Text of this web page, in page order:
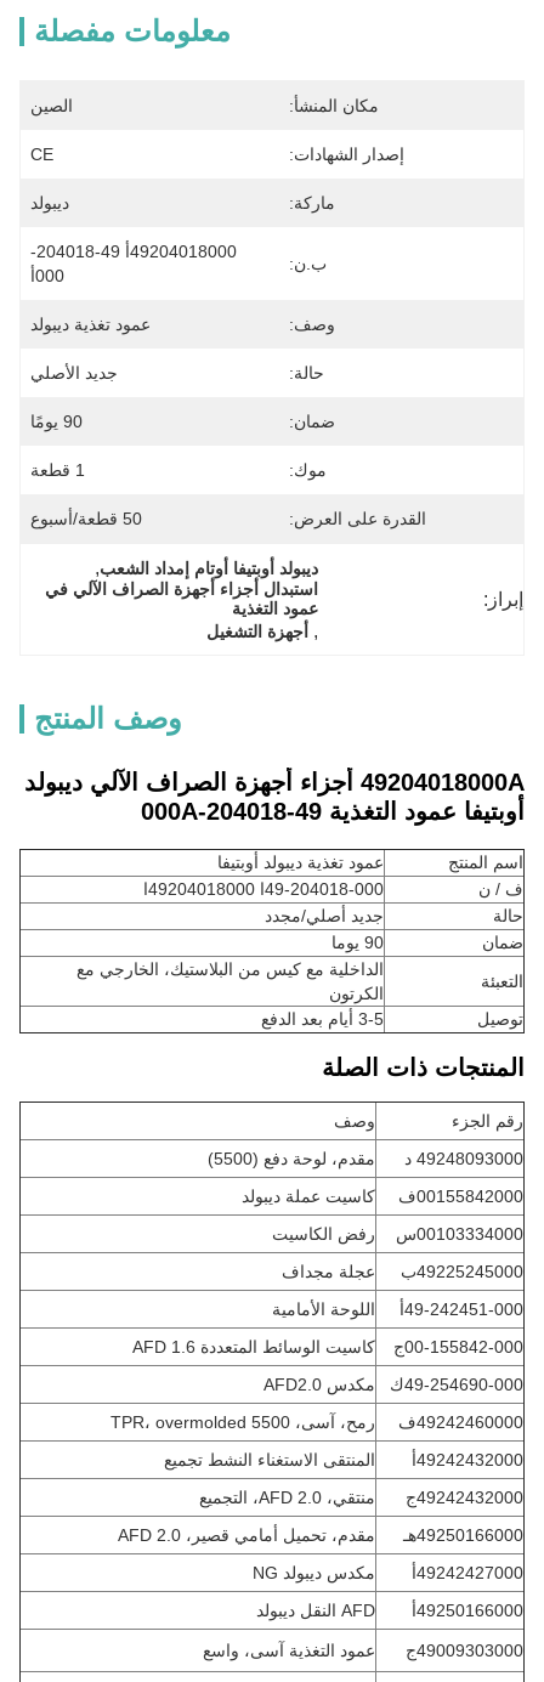
معلومات مفصلة
مكان المنشأ: الصين
إصدار الشهادات: CE
ماركة: ديبولد
ب.ن:
49204018000أ 49-204018-
000أ
وصف: عمود تغذية ديبولد
حالة: جديد الأصلي
ضمان: 90 يومًا
موك: 1 قطعة
القدرة على العرض: 50 قطعة/أسبوع
إبراز:
ديبولد أوبتيفا أوتام إمداد الشعب,
عمود التغذية
, أجهزة التشغيل
وصف المنتج
49204018000A أجزاء أجهزة الصراف الآلي ديبولد
أوبتيفا عمود التغذية 49-204018-000A
اسم المنتج
عمود تغذية ديبولد أوبتيفا
ف / ن
49-204018-000ا 49204018000ا
حالة
جديد أصلي/مجدد
ضمان
90 يوما
التعبئة
الداخلية مع كيس من البلاستيك، الخارجي مع
الكرتون
توصيل
3-5 أيام بعد الدفع
المنتجات ذات الصلة
رقم الجزء
وصف
49248093000 د
مقدم، لوحة دفع (5500)
00155842000ف
كاسيت عملة ديبولد
00103334000س
رفض الكاسيت
49225245000ب
عجلة مجداف
49-242451-000أ
اللوحة الأمامية
00-155842-000ج
كاسيت الوسائط المتعددة AFD 1.6
49-254690-000ك
مكدس AFD2.0
49242460000ف
رمح، آسى، TPR، overmolded 5500
49242432000أ
المنتقى الاستغناء النشط تجميع
49242432000ج
منتقي، AFD 2.0، التجميع
49250166000هـ
مقدم، تحميل أمامي قصير، AFD 2.0
49242427000أ
مكدس ديبولد NG
49250166000أ
AFD النقل ديبولد
49009303000ج عمود التغذية آسى، واسع